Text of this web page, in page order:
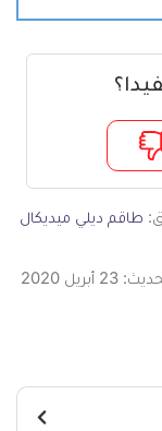
طاقم ديلي ميديكال
23 أبريل 2020